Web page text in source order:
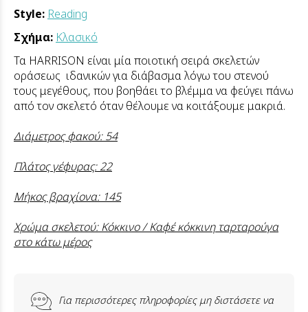
Style: Reading
Σχήμα: Κλασικό
Τα HARRISON είναι μία ποιοτική σειρά σκελετών
οράσεως ιδανικών για διάβασμα λόγω του στενού
τους μεγέθους, που βοηθάει το βλέμμα να φεύγει πάνω
από τον σκελετό όταν θέλουμε να κοιτάξουμε μακριά.
Διάμετρος φακού: 54
Πλάτος γέφυρας: 22
Μήκος βραχίονα: 145
Χρώμα σκελετού: Κόκκινο / Καφέ κόκκινη ταρταρούγα
στο κάτω μέρος
Για περισσότερες πληροφορίες μη διστάσετε να